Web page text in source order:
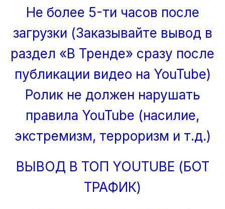
Не более 5-ти часов после
загрузки (Заказывайте вывод в
раздел «В Тренде» сразу после
публикации видео на YouTube)
Ролик не должен нарушать
правила YouTube (насилие,
экстремизм, терроризм и т.д.)
ВЫВОД В ТОП YOUTUBE (БОТ
ТРАФИК)